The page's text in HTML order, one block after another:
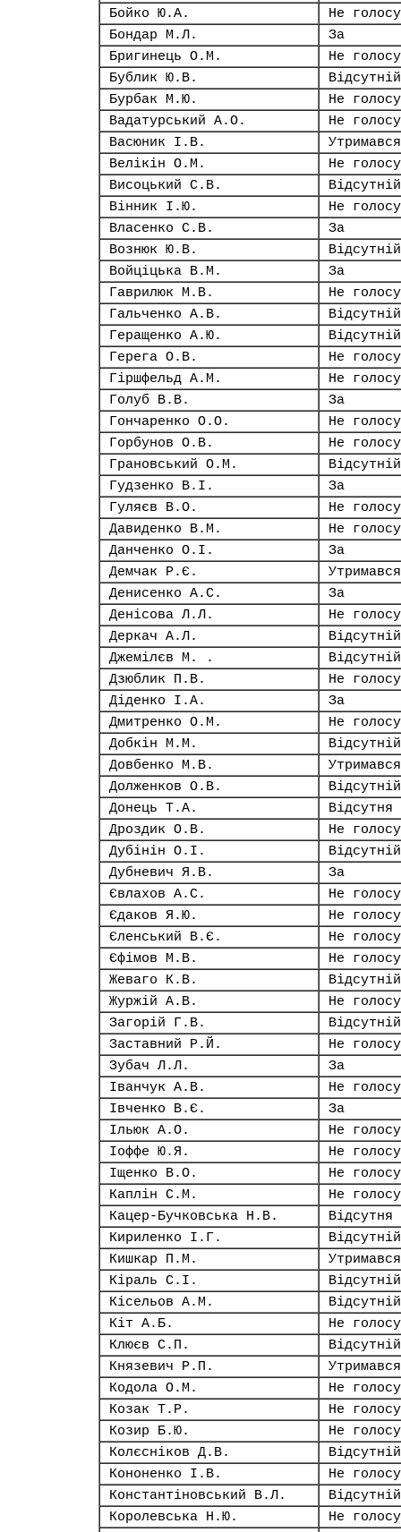
Бойко Ю.А.
Не
Бондар М.Л.
За
Бригинець О.М.
Не
Бублик Ю.В.
Відсутній
Бурбак М.Ю.
Не
Вадатурський А.О.
Не
Васюник І.В.
Утримався
Велікін О.М.
Не
Висоцький С.В.
Відсутній
Вінник І.Ю.
Не
Власенко С.В.
За
Вознюк Ю.В.
Відсутній
Войціцька В.М.
За
Гаврилюк М.В.
Не
Гальченко А.В.
Відсутній
Геращенко А.Ю.
Відсутній
Герега О.В.
Не
Гіршфельд А.М.
Не
Голуб В.В.
За
Гончаренко О.О.
Не
Горбунов О.В.
Не
Грановський О.М.
Відсутній
Гудзенко В.І.
За
Гуляєв В.О.
Не
Давиденко В.М.
Не
Данченко О.І.
За
Демчак Р.Є.
Утримався
Денисенко А.С.
За
Денісова Л.Л.
Не
Деркач А.Л.
Відсутній
Джемілєв М. .
Відсутній
Дзюблик П.В.
Не
Діденко І.А.
За
Дмитренко О.М.
Не
Добкін М.М.
Відсутній
Довбенко М.В.
Утримався
Долженков О.В.
Відсутній
Донець Т.А.
Відсутня
Дроздик О.В.
Не
Дубінін О.І.
Відсутній
Дубневич Я.В.
За
Євлахов А.С.
Не
Єдаков Я.Ю.
Не
Єленський В.Є.
Не
Єфімов М.В.
Не
Жеваго К.В.
Відсутній
Журжій А.В.
Не
Загорій Г.В.
Відсутній
Заставний Р.Й.
Не
Зубач Л.Л.
За
Іванчук А.В.
Не
Івченко В.Є.
За
Ільюк А.О.
Не
Іоффе Ю.Я.
Не
Іщенко В.О.
Не
Каплін С.М.
Не
Кацер-Бучковська Н.В.
Відсутня
Кириленко І.Г.
Відсутній
Кишкар П.М.
Утримався
Кіраль С.І.
Відсутній
Кісельов А.М.
Відсутній
Кіт А.Б.
Не
Клюєв С.П.
Відсутній
Князевич Р.П.
Утримався
Кодола О.М.
Не
Козак Т.Р.
Не
Козир Б.Ю.
Не
Колєсніков Д.В.
Відсутній
Кононенко І.В.
Не
Константіновський В.Л.
Відсутній
Королевська Н.Ю.
Не